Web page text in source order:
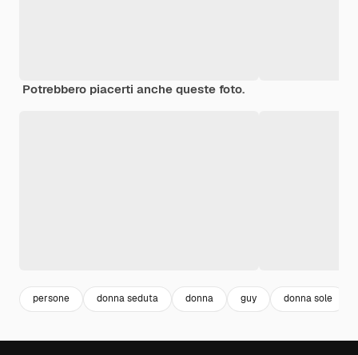
Potrebbero piacerti anche queste foto.
persone donna seduta donna guy donna sole